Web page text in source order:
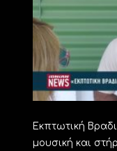
Εκπτωτική
μουσική και